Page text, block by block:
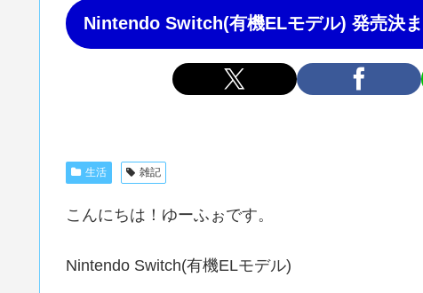
Nintendo Switch(有機ELモデル) 発売決ま
生活 雑記
こんにちは！ゆーふぉです。
Nintendo Switch(有機ELモデル)